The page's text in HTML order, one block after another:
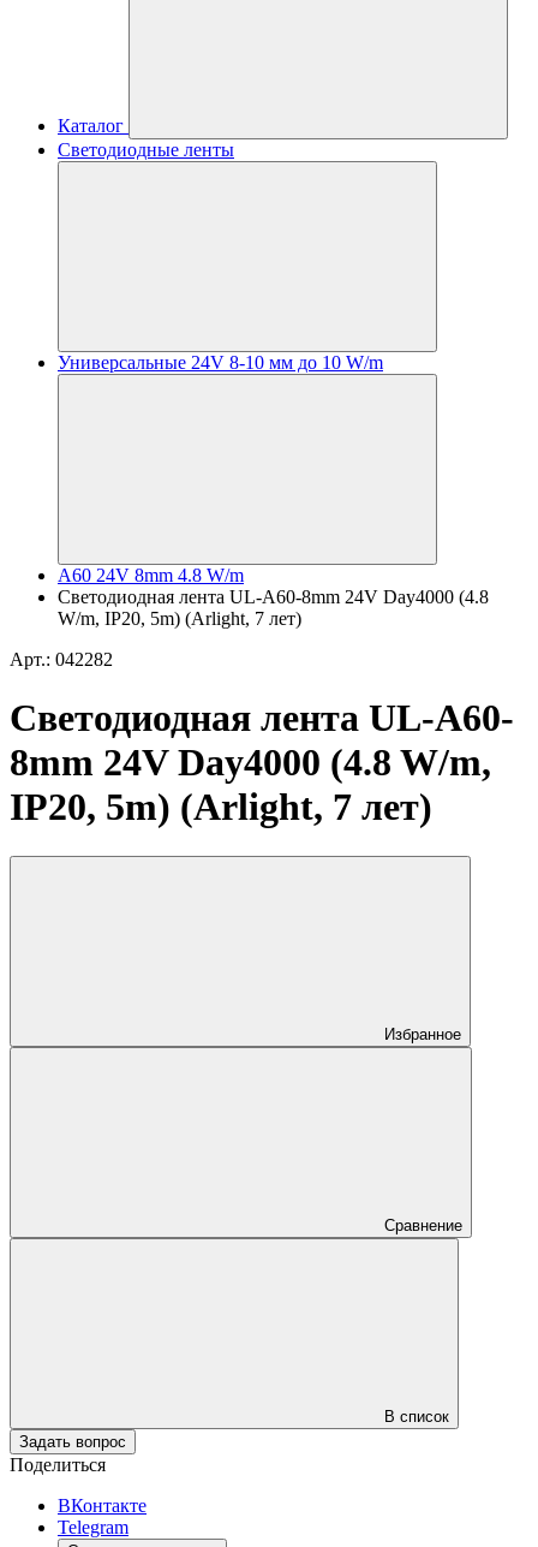
Каталог
Светодиодные ленты
Универсальные 24V 8-10 мм до 10 W/m
A60 24V 8mm 4.8 W/m
Светодиодная лента UL-A60-8mm 24V Day4000 (4.8
W/m, IP20, 5m) (Arlight, 7 лет)
Арт.: 042282
Светодиодная лента UL-A60-
8mm 24V Day4000 (4.8 W/m,
IP20, 5m) (Arlight, 7 лет)
Избранное
Сравнение
В список
Задать вопрос
Поделиться
ВКонтакте
Telegram